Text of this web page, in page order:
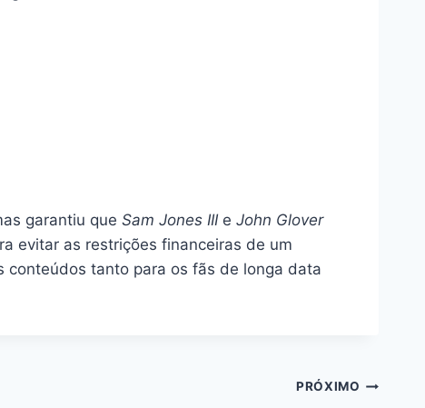
garantiu que Sam Jones IIIe John Glover
evitar as restrições financeiras de um
conteúdos tanto para os fãs de longa data
PRÓXIMO